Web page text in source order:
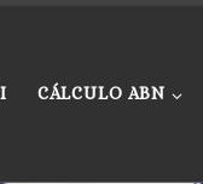
CÁLCULO ABN